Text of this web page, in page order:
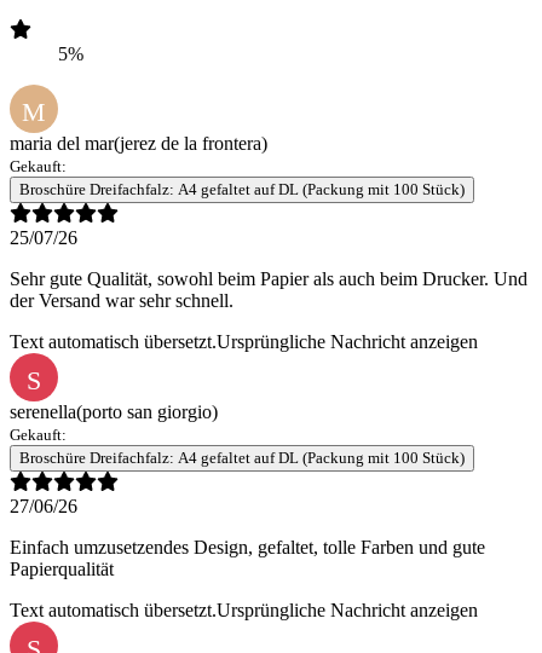
5%
M
maria del mar(jerez de la frontera)
Gekauft:
Broschüre Dreifachfalz: A4 gefaltet auf DL (Packung mit 100 Stück)
25/07/26
Sehr gute Qualität, sowohl beim Papier als auch beim Drucker. Und
der Versand war sehr schnell.
Text automatisch übersetzt.Ursprüngliche Nachricht anzeigen
S
serenella(porto san giorgio)
Gekauft:
Broschüre Dreifachfalz: A4 gefaltet auf DL (Packung mit 100 Stück)
27/06/26
Einfach umzusetzendes Design, gefaltet, tolle Farben und gute
Papierqualität
Text automatisch übersetzt.Ursprüngliche Nachricht anzeigen